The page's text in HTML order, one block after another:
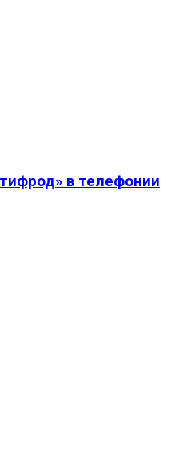
в телефонии